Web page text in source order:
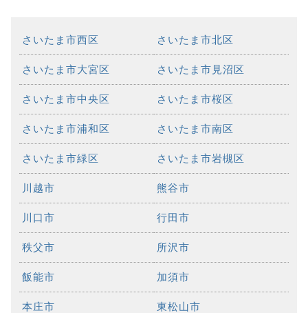
さいたま市西区 さいたま市北区
さいたま市大宮区 さいたま市見沼区
さいたま市中央区 さいたま市桜区
さいたま市浦和区 さいたま市南区
さいたま市緑区 さいたま市岩槻区
川越市 熊谷市
川口市 行田市
秩父市 所沢市
飯能市 加須市
本庄市 東松山市